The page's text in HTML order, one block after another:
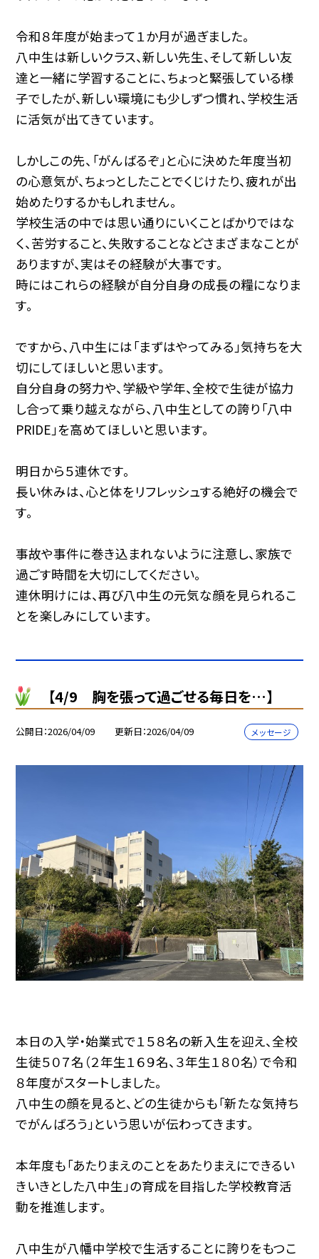
令和８年度が始まって１か月が過ぎました。
八中生は新しいクラス、新しい先生、そして新しい友
達と一緒に学習することに、ちょっと緊張している様
子でしたが、新しい環境にも少しずつ慣れ、学校生活
に活気が出てきています。
しかしこの先、「がんばるぞ」と心に決めた年度当初
の心意気が、ちょっとしたことでくじけたり、疲れが出
始めたりするかもしれません。
学校生活の中では思い通りにいくことばかりではな
く、苦労すること、失敗することなどさまざまなことが
ありますが、実はその経験が大事です。
時にはこれらの経験が自分自身の成長の糧になりま
す。
ですから、八中生には「まずはやってみる」気持ちを大
切にしてほしいと思います。
自分自身の努力や、学級や学年、全校で生徒が協力
し合って乗り越えながら、八中生としての誇り「八中
PRIDE」を高めてほしいと思います。
明日から５連休です。
長い休みは、心と体をリフレッシュする絶好の機会で
す。
事故や事件に巻き込まれないように注意し、家族で
過ごす時間を大切にしてください。
連休明けには、再び八中生の元気な顔を見られるこ
とを楽しみにしています。
【4/9 胸を張って過ごせる毎日を…】
公開日 2026/04/09 更新日 2026/04/09 メッセージ
本日の入学・始業式で１５８名の新入生を迎え、全校
生徒５０７名（２年生１６９名、３年生１８０名）で令和
８年度がスタートしました。
八中生の顔を見ると、どの生徒からも「新たな気持ち
でがんばろう」という思いが伝わってきます。
本年度も「あたりまえのことをあたりまえにできるい
きいきとした八中生」の育成を目指した学校教育活
動を推進します。
八中生が八幡中学校で生活することに誇りをもつこ